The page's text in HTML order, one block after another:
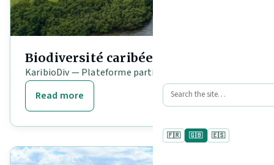
🇫🇷 🇬🇧 🇪🇸
Biodiversité caribéenne
KaribioDiv — Plateforme participative
Read more